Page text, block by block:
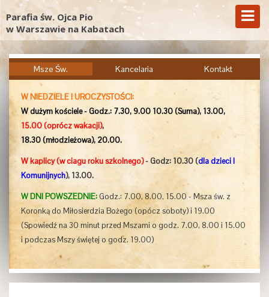
Parafia św. Ojca Pio
w Warszawie na Kabatach
Msze Św. Kancelaria Kontakt
W NIEDZIELE I UROCZYSTOŚCI:
W dużym kościele - Godz.: 7.30, 9.00 10.30 (Suma), 13.00,
15.00(oprócz wakacji),
18.30 (młodzieżowa), 20.00.
W kaplicy (w ciagu roku szkolnego)- Godz: 10.30 (dla dzieci I
Komunijnych), 13.00.
W DNI POWSZEDNIE:Godz.: 7.00, 8.00, 15.00 - Msza św. z
Koronką do Miłosierdzia Bożego (opócz soboty) i 19.00
(Spowiedźna 30 minut przed Mszami o godz. 7.00, 8.00 i 15.00
i podczas Mszy świętej o godz. 19.00)